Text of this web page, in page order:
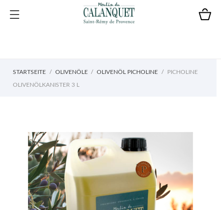
STARTSEITE OLIVENÖLE OLIVENÖL PICHOLINE PICHOLINE
OLIVENÖLKANISTER 3 L